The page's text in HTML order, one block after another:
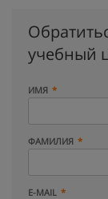
учебный
ИМЯ
ФАМИЛИЯ
E-MAIL